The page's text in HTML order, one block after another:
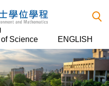
Science
ENGLISH